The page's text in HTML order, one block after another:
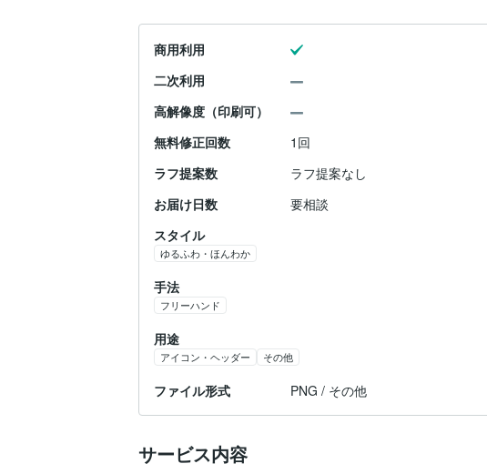
商用利用
二次利用
高解像度（印刷可）
無料修正回数
1回
ラフ提案数
ラフ提案なし
お届け日数
要相談
スタイル
ゆるふわ・ほんわか
手法
フリーハンド
用途
アイコン・ヘッダー その他
ファイル形式 PNG / その他
サービス内容